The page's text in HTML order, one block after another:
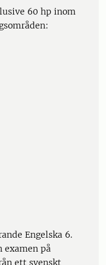
60 hp inom
Engelska 6.
examen på
ett svenskt